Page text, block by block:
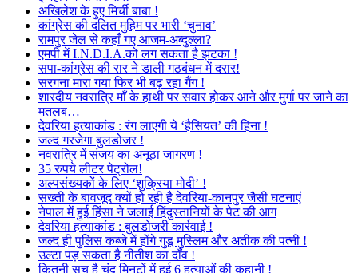
अखिलेश के हुए मिर्ची बाबा !
कांग्रेस की दलित मुहिम पर भारी ‘चुनाव’
रामपुर जेल से कहाँ गए आजम-अब्दुल्ला?
एमपी में I.N.D.I.A.को लग सकता है झटका !
सपा-कांग्रेस की रार ने डाली गठबंधन में दरार!
सरगना मारा गया फिर भी बढ़ रहा गैंग !
शारदीय नवरात्रि माँ के हाथी पर सवार होकर आने और मुर्गा पर जाने का
मतलब…
देवरिया हत्याकांड : रंग लाएगी ये ‘हैसियत’ की हिना !
जल्द गरजेगा बुलडोजर !
नवरात्रि में संजय का अनूठा जागरण !
35 रुपये लीटर पेट्रोल!
अल्पसंख्यकों के लिए ‘शुक्रिया मोदी’ !
सख्ती के बावजूद क्यों हो रही है देवरिया-कानपुर जैसी घटनाएं
नेपाल में हुई हिंसा ने जलाई हिंदुस्तानियों के पेट की आग
देवरिया हत्याकांड : बुलडोजरी कार्रवाई !
जल्द ही पुलिस कब्जे में होंगे गुडू मुस्लिम और अतीक की पत्नी !
उल्टा पड़ सकता है नीतीश का दाँव !
कितनी सच है चंद मिनटों में हुई 6 हत्याओं की कहानी !